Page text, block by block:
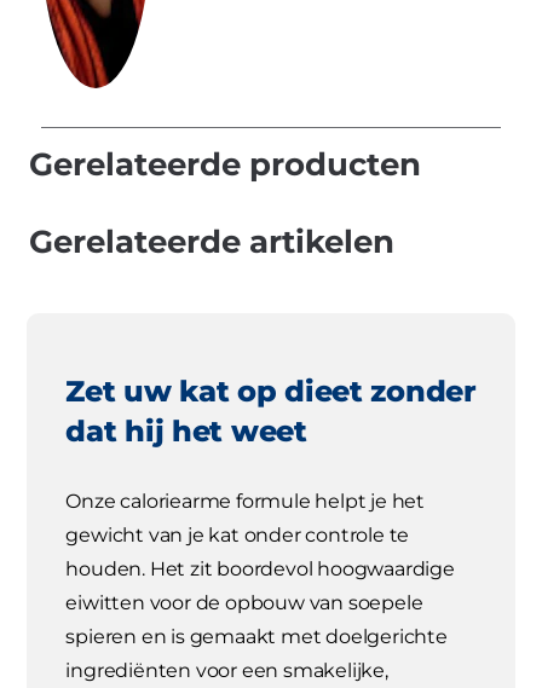
Gerelateerde producten
Gerelateerde artikelen
Zet uw kat op dieet zonder
dat hij het weet
Onze caloriearme formule helpt je het
gewicht van je kat onder controle te
houden. Het zit boordevol hoogwaardige
eiwitten voor de opbouw van soepele
spieren en is gemaakt met doelgerichte
ingrediënten voor een smakelijke,